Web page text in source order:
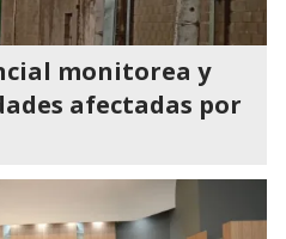
monitorea y
afectadas por